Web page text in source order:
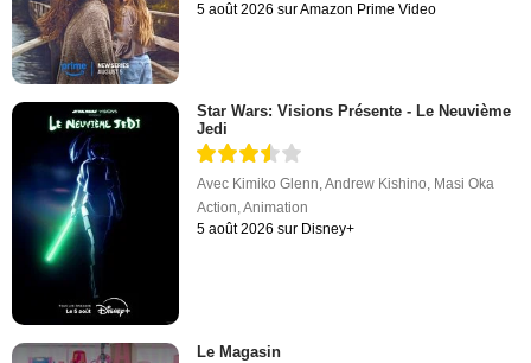
5 août 2026 sur Amazon Prime Video
Star Wars: Visions Présente - Le Neuvième
Jedi
Avec Kimiko Glenn,Andrew Kishino, Masi Oka
Action,Animation
5 août 2026 sur Disney+
Le Magasin